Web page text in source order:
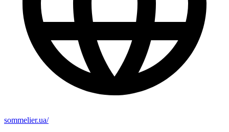
sommelier.ua/